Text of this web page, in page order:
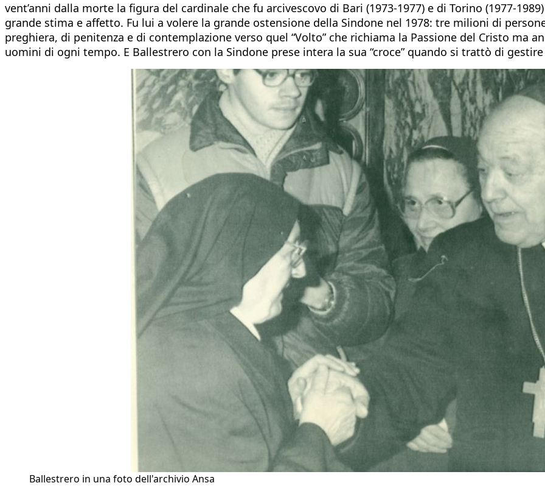
vent’anni dalla morte la figura del cardinale che fu arcivescovo di Bari (1973-1977) e di Torino (1977-
grande stima e affetto. Fu lui a volere la grande ostensione della Sindone nel 1978: tre milioni di
preghiera, di penitenza e di contemplazione verso quel “Volto” che richiama la Passione del Cristo ma
uomini di ogni tempo. E Ballestrero con la Sindone prese intera la sua “croce” quando si trattò di
Ballestrero in una foto dell'archivio Ansa